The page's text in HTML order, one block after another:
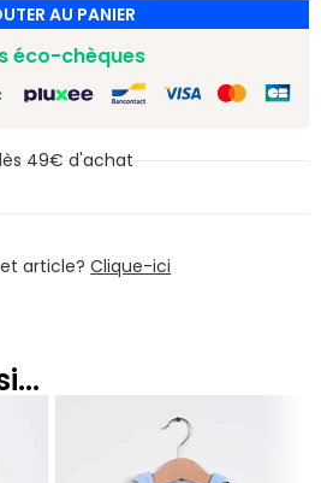
AU PANIER
49€ d'achat
article?Clique-ici
éco-chèques